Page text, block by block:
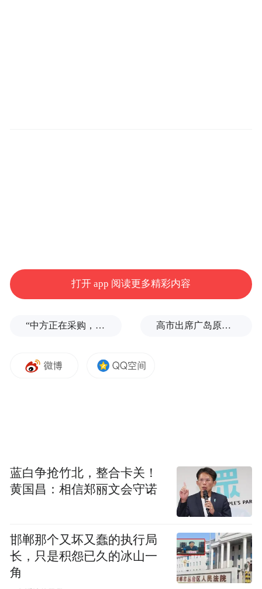
确实是有些枯燥。这里不写公式就谈谈直观
的理解，争取从基础上介绍一下AI是怎么工
作的。中国有句古话叫知其然要知其所以
然，如果不求甚解做AI就只能跟着别人跑。
所以know how和know why 都很重要。
打开 app 阅读更多精彩内容
“中方正在采购，令人鼓舞！” 高市出席广岛原子弹轰炸纪念仪式，核立场模糊耐人寻味
蓝白争抢竹北，整合卡关！
黄国昌：相信郑丽文会守诺
邯郸那个又坏又蠢的执行局
长，只是积怨已久的冰山一
角